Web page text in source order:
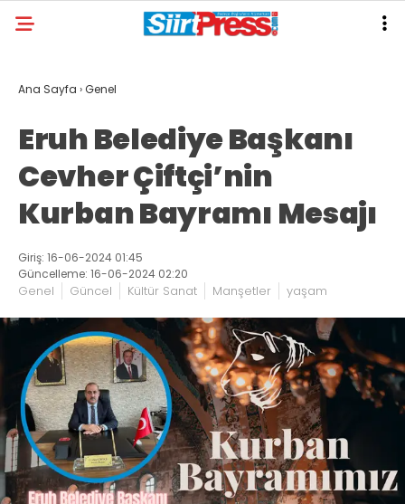
Ana Sayfa ›Genel
Eruh Belediye Başkanı
Cevher Çiftçi’nin
Kurban Bayramı Mesajı
Giriş: 16-06-2024 01:45
Güncelleme: 16-06-2024 02:20
Genel Güncel Kültür Sanat Manşetler yaşam